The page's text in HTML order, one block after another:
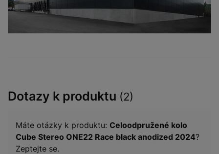
Dotazy k produktu (2)
Máte otázky k produktu: Celoodpružené kolo
Cube Stereo ONE22 Race black anodized 2024?
Zeptejte se.